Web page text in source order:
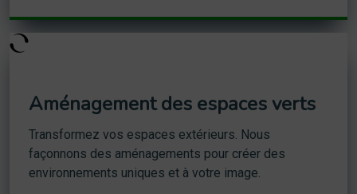
Aménagement des espaces verts
Transformez vos espaces extérieurs. Nous
façonnons des aménagements pour créer des
environnements uniques et à votre image.